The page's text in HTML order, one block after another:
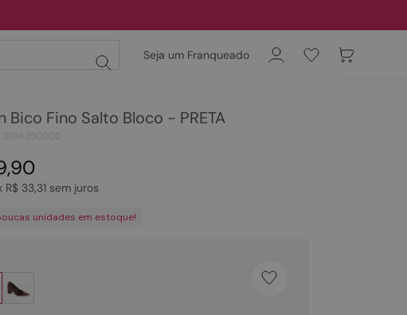
Seja um Franqueado
Bico Fino Salto Bloco - PRETA
,90
R$ 33,31sem juros
unidades em estoque!